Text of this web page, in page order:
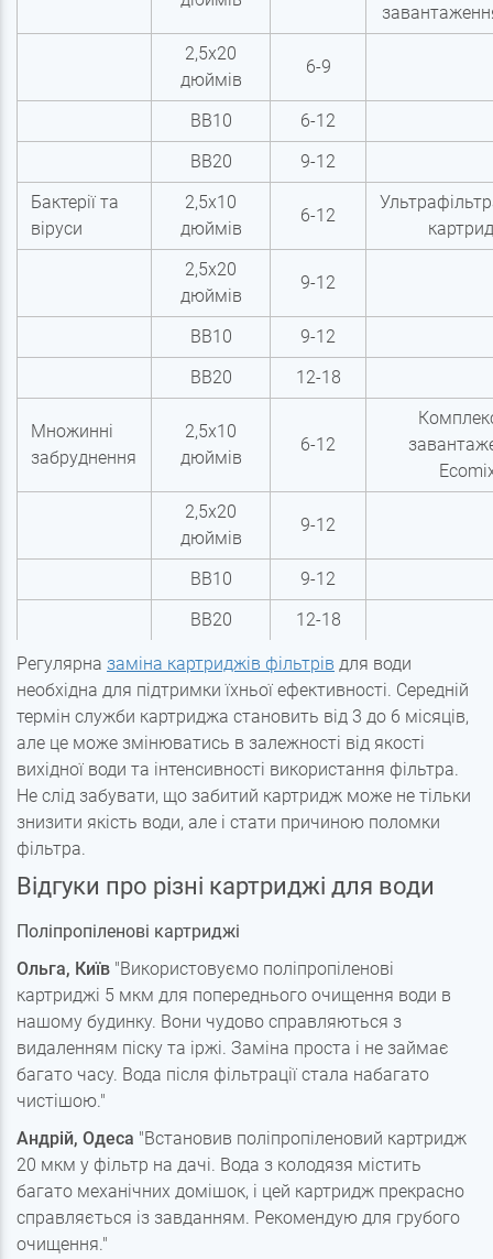
2,5х20
дюймів
6-9
BB10
6-12
BB20
9-12
Бактерії та
віруси
2,5х10
дюймів
6-12
2,5х20
дюймів
9-12
BB10
9-12
BB20
12-18
Множинні
забруднення
2,5х10
дюймів
6-12
2,5х20
дюймів
9-12
BB10
9-12
BB20
12-18
Регулярна заміна картриджів фільтрів для води
необхідна для підтримки їхньої ефективності. Середній
термін служби картриджа становить від 3 до 6 місяців,
але це може змінюватись в залежності від якості
вихідної води та інтенсивності використання фільтра.
Не слід забувати, що забитий картридж може не тільки
знизити якість води, але і стати причиною поломки
фільтра.
Відгуки про різні картриджі для води
Поліпропіленові картриджі
Ольга, Київ "Використовуємо поліпропіленові
картриджі 5 мкм для попереднього очищення води в
нашому будинку. Вони чудово справляються з
видаленням піску та іржі. Заміна проста і не займає
багато часу. Вода після фільтрації стала набагато
чистішою."
Андрій, Одеса "Встановив поліпропіленовий картридж
20 мкм у фільтр на дачі. Вода з колодязя містить
багато механічних домішок, і цей картридж прекрасно
справляється із завданням. Рекомендую для грубого
очищення."